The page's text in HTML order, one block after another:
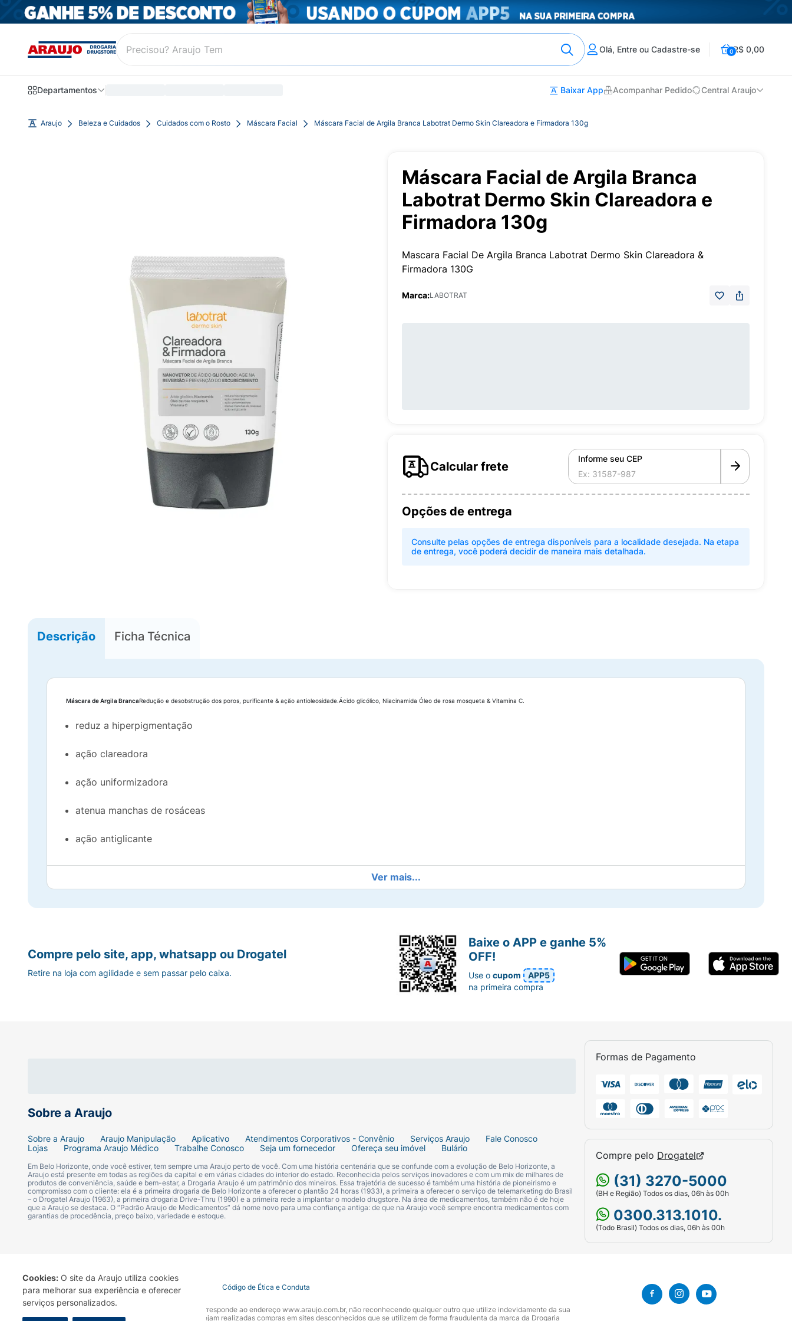
Cookies: O site da Araujo utiliza cookies
para melhorar sua experiência e oferecer
serviços personalizados.
Olá, Entre ou Cadastre-se 0R$ 0,00
Departamentos Baixar App Acompanhar Pedido Central Araujo
Araujo Beleza e Cuidados Cuidados com o Rosto Máscara Facial Máscara Facial de Argila Branca Labotrat Dermo Skin Clareadora e Firmadora 130g
Máscara Facial de Argila Branca
Labotrat Dermo Skin Clareadora e
Firmadora 130g
Mascara Facial De Argila Branca Labotrat Dermo Skin Clareadora &
Firmadora 130G
Marca:LABOTRAT
Calcular frete
Informe seu CEP
Opções de entrega
Consulte pelas opções de entrega disponíveis para a localidade desejada. Na etapa
de entrega, você poderá decidir de maneira mais detalhada.
Descrição Ficha Técnica
Máscara de Argila BrancaRedução e desobstrução dos poros, purificante & ação antioleosidade.Ácido glicólico, Niacinamida Óleo de rosa mosqueta & Vitamina C.
reduz a hiperpigmentação
ação clareadora
ação uniformizadora
atenua manchas de rosáceas
ação antiglicante
Ver mais...
Sobre a Araujo
Sobre a Araujo Araujo Manipulação Aplicativo Atendimentos Corporativos - Convênio Serviços Araujo
Fale Conosco
Lojas
Programa Araujo Médico Trabalhe Conosco Seja um fornecedor Ofereça seu imóvel Bulário
Em Belo Horizonte, onde você estiver, tem sempre uma Araujo perto de você. Com uma história centenária que se confunde com a evolução de Belo Horizonte, a
Araujo está presente em todas as regiões da capital e em várias cidades do interior do estado. Reconhecida pelos serviços inovadores e com um mix de milhares de
produtos de conveniência, saúde e bem-estar, a Drogaria Araujo é um patrimônio dos mineiros. Essa trajetória de sucesso é também uma história de pioneirismo e
compromisso com o cliente: ela é a primeira drogaria de Belo Horizonte a oferecer o plantão 24 horas (1933), a primeira a oferecer o serviço de telemarketing do Brasil
– o Drogatel Araujo (1963), a primeira drogaria Drive-Thru (1990) e a primeira rede a implantar o modelo drugstore. Na área de medicamentos, também não é de hoje
que a Araujo se destaca. O “Padrão Araujo de Medicamentos” dá nome novo para uma confiança antiga: de que na Araujo você sempre encontra medicamentos com
garantias de procedência, preço baixo, variedade e estoque.
Formas de Pagamento
Compre pelo Drogatel
(31) 3270-5000
(BH e Região) Todos os dias, 06h às 00h
0300.313.1010.
(Todo Brasil) Todos os dias, 06h às 00h
Compre pelo site, app, whatsapp ou Drogatel
Retire na loja com agilidade e sem passar pelo caixa.
Baixe o APP e ganhe 5%
OFF!
Use ocupom
APP5
na primeira compra
Termo de Uso Portal da Privacidade Covid-19 Código de Ética e Conduta
A Drogaria Araujo S/A informa que o seu site oficial corresponde ao endereço www.araujo.com.br, não reconhecendo qualquer outro que utilize indevidamente da sua
marca. Para sua segurança recomendamos que não sejam realizadas compras em sites desconhecidos que se utilizem de forma fraudulenta da marca da Drogaria